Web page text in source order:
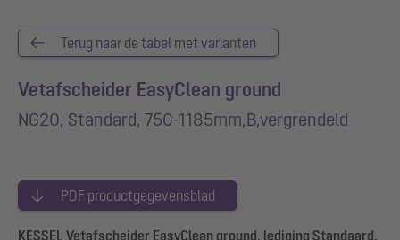
Terug naar de tabel met varianten
Vetafscheider EasyClean ground
NG20, Standard, 750-1185mm,B,vergrendeld
PDF productgegevensblad
KESSEL Vetafscheider EasyClean ground, lediging Standaard,